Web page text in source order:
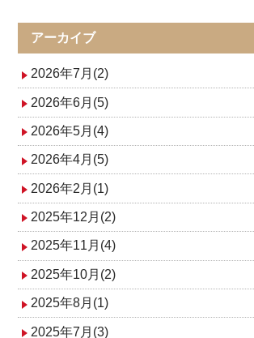
ナ
ビ
ゲ
ー
シ
ョ
ン
アーカイブ
2026年7月(2)
2026年6月(5)
2026年5月(4)
2026年4月(5)
2026年2月(1)
2025年12月(2)
2025年11月(4)
2025年10月(2)
2025年8月(1)
2025年7月(3)